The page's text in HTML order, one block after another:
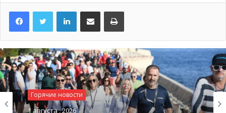
посещении религиозных мест, недавно напомнил
архиепископ
Доминик-Мари Давид
видеообращении.
LinkedInПоделиться по электронной почте Распечатать
Горячие новости
1 августа , 2026